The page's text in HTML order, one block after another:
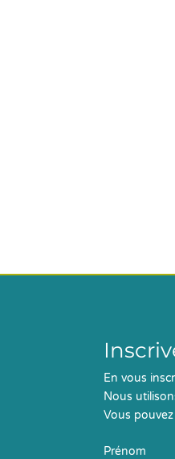
En vous
Nous
Vous
Prénom